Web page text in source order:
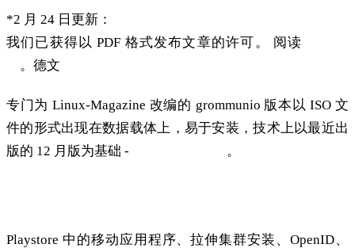
*2 月 24 日更新：
我们已获得以 PDF 格式发布文章的许可。 阅读
。德文
专门为 Linux-Magazine 改编的 grommunio 版本以 ISO 文
件的形式出现在数据载体上，易于安装，技术上以最近出
版的 12 月版为基础 -
。
Playstore 中的移动应用程序、拉伸集群安装、OpenID、